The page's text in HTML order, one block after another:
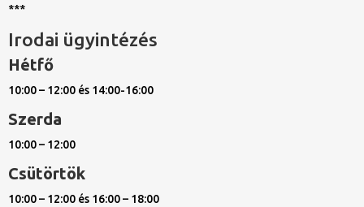
***
Irodai ügyintézés
Hétfő
10:00 – 12:00 és 14:00-16:00
Szerda
10:00 – 12:00
Csütörtök
10:00 – 12:00 és 16:00 – 18:00